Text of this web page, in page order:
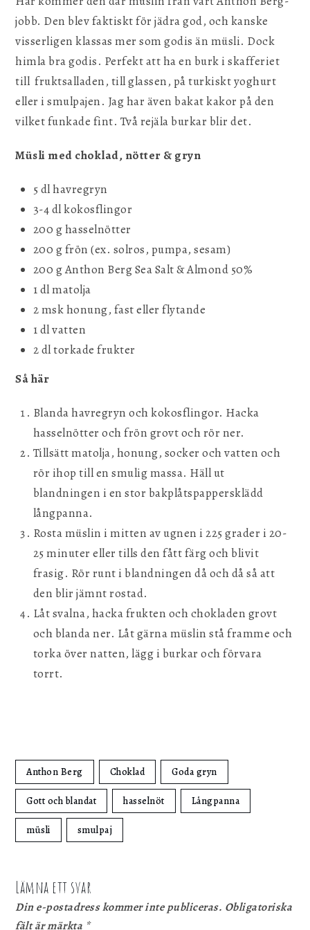
jobb. Den blev faktiskt för jädra god, och kanske
visserligen klassas mer som godis än müsli. Dock
himla bra godis. Perfekt att ha en burk i skafferiet
till fruktsalladen, till glassen, på turkiskt yoghurt
eller i smulpajen. Jag har även bakat kakor på den
vilket funkade fint. Två rejäla burkar blir det.
Müsli med choklad, nötter & gryn
5 dl havregryn
3-4 dl kokosflingor
200 g hasselnötter
200 g frön (ex. solros, pumpa, sesam)
200 g Anthon Berg Sea Salt & Almond 50%
1 dl matolja
2 msk honung, fast eller flytande
1 dl vatten
2 dl torkade frukter
Så här
Blanda havregryn och kokosflingor. Hacka
hasselnötter och frön grovt och rör ner.
Tillsätt matolja, honung, socker och vatten och
rör ihop till en smulig massa. Häll ut
blandningen i en stor bakplåtspappersklädd
långpanna.
Rosta müslin i mitten av ugnen i 225 grader i 20-
25 minuter eller tills den fått färg och blivit
frasig. Rör runt i blandningen då och då så att
den blir jämnt rostad.
Låt svalna, hacka frukten och chokladen grovt
och blanda ner. Låt gärna müslin stå framme och
torka över natten, lägg i burkar och förvara
torrt.
Anthon Berg Choklad Goda gryn
Gott och blandat hasselnöt Långpanna
müsli smulpaj
Lämna ett svar
Din e-postadress kommer inte publiceras. Obligatoriska
fält är märkta *